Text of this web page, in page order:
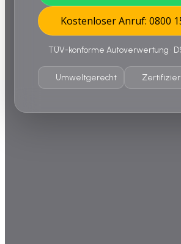
Kostenloser Anruf: 0800
TÜV-konforme Autoverwertung •
Umweltgerecht